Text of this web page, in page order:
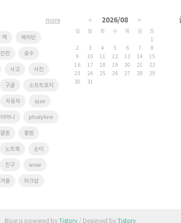
책 해피빈
진천 효수
사고 사진
구글 소프트포지
자동차 ajax
어머니 pholyline
결혼 홍범
노트북 순이
친구 wow
겨울 워크샵
more « 2026/08 »
일 월 화 수 목 금
토
1
2
3 4 5 6 7
8
9
10 11 12 13 14
15
16
17 18 19 20 21
22
23
24 25 26 27 28
29
30
31
Blog is powered by Tistory/ Designed by Tistory